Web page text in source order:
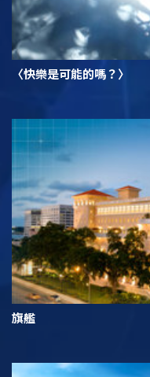
〈快樂是可能的嗎？〉
旗艦